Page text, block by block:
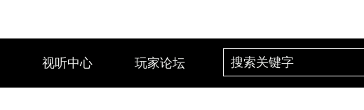
视听中心 玩家论坛